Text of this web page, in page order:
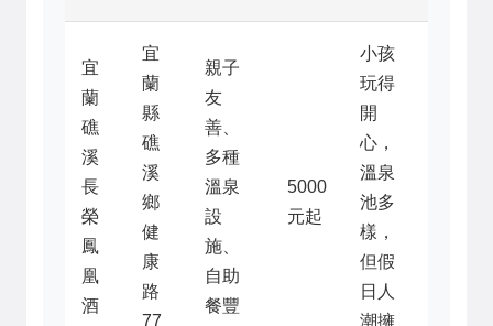
宜
蘭
礁
溪
長
榮
鳳
凰
酒
宜
蘭
縣
礁
溪
鄉
健
康
路
77
親子
友
善、
多種
溫泉
設
施、
自助
餐豐
5000
元起
小孩
玩得
開
心，
溫泉
池多
樣，
但假
日人
潮擁